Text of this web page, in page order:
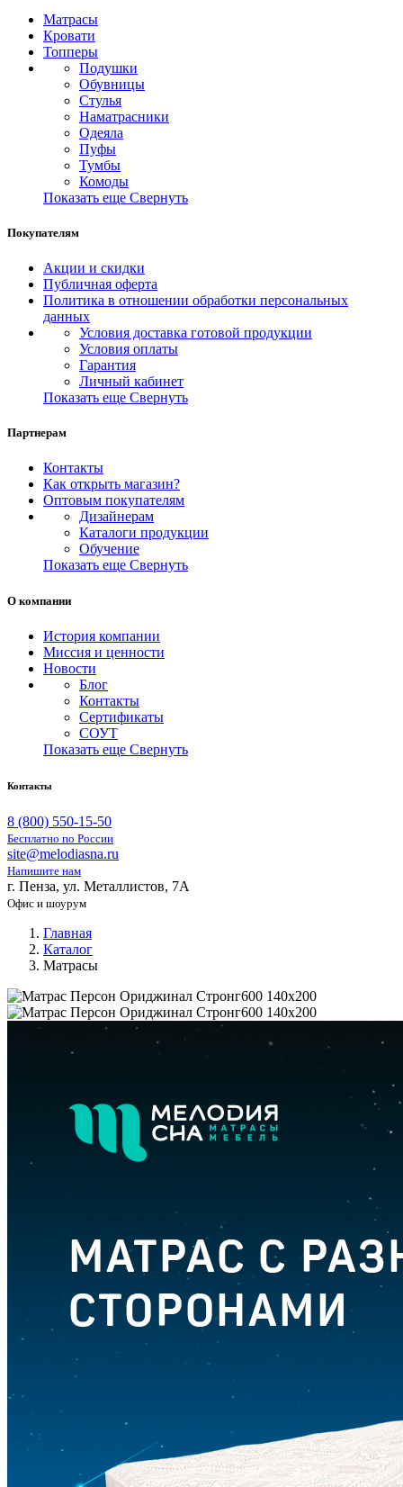
Матрасы
Кровати
Топперы
Подушки
Обувницы
Стулья
Наматрасники
Одеяла
Пуфы
Тумбы
Комоды
Показать еще Свернуть
Покупателям
Акции и скидки
Публичная оферта
Политика в отношении обработки персональных
данных
Условия доставка готовой продукции
Условия оплаты
Гарантия
Личный кабинет
Показать еще Свернуть
Партнерам
Контакты
Как открыть магазин?
Оптовым покупателям
Дизайнерам
Каталоги продукции
Обучение
Показать еще Свернуть
О компании
История компании
Миссия и ценности
Новости
Блог
Контакты
Сертификаты
СОУТ
Показать еще Свернуть
Контакты
8 (800) 550-15-50
Бесплатно по России
site@melodiasna.ru
Напишите нам
г. Пенза, ул. Металлистов, 7А
Офис и шоурум
Главная
Каталог
Матрасы